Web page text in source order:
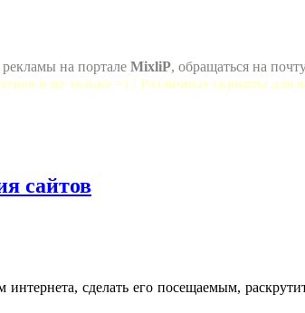
на портале MixliP, обращаться на
и не только =) ! Различные скрипты
сайтов
сделать его посещаемым,